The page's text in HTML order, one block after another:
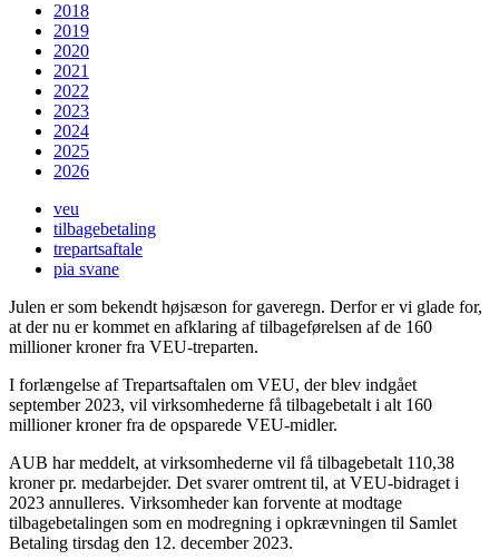
2018
2019
2020
2021
2022
2023
2024
2025
2026
veu
tilbagebetaling
trepartsaftale
pia svane
Julen er som bekendt højsæson for gaveregn. Derfor er vi glade for,
at der nu er kommet en afklaring af tilbageførelsen af de 160
millioner kroner fra VEU-treparten.
I forlængelse af Trepartsaftalen om VEU, der blev indgået
september 2023, vil virksomhederne få tilbagebetalt i alt 160
millioner kroner fra de opsparede VEU-midler.
AUB har meddelt, at virksomhederne vil få tilbagebetalt 110,38
kroner pr. medarbejder. Det svarer omtrent til, at VEU-bidraget i
2023 annulleres. Virksomheder kan forvente at modtage
tilbagebetalingen som en modregning i opkrævningen til Samlet
Betaling tirsdag den 12. december 2023.